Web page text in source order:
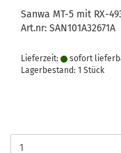
Sanwa MT-5 mit RX-
Art.nr: SAN101A32671A
Lieferzeit: sofort
Lagerbestand: 1 Stück